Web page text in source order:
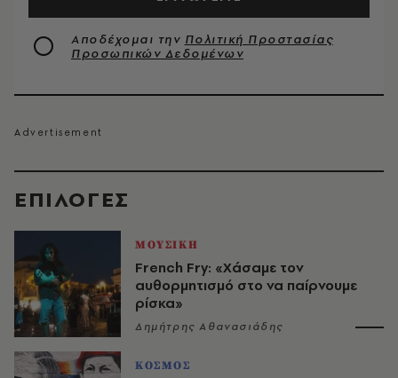
EΠΙΛΟΓΈΣ
ΜΟΥΣΙΚΗ
French Fry: «Χάσαμε τον
αυθορμητισμό στο να παίρνουμε
ρίσκα»
Δημήτρης Αθανασιάδης
ΚΟΣΜΟΣ
Αποδέχομαι την Πολιτική Προστασίας
Προσωπικών Δεδομένων